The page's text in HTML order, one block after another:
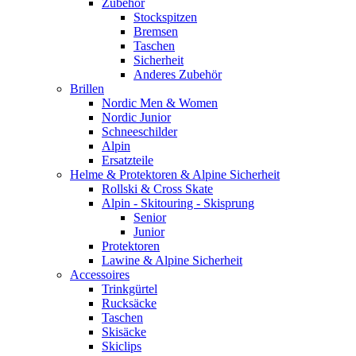
Zubehör
Stockspitzen
Bremsen
Taschen
Sicherheit
Anderes Zubehör
Brillen
Nordic Men & Women
Nordic Junior
Schneeschilder
Alpin
Ersatzteile
Helme & Protektoren & Alpine Sicherheit
Rollski & Cross Skate
Alpin - Skitouring - Skisprung
Senior
Junior
Protektoren
Lawine & Alpine Sicherheit
Accessoires
Trinkgürtel
Rucksäcke
Taschen
Skisäcke
Skiclips